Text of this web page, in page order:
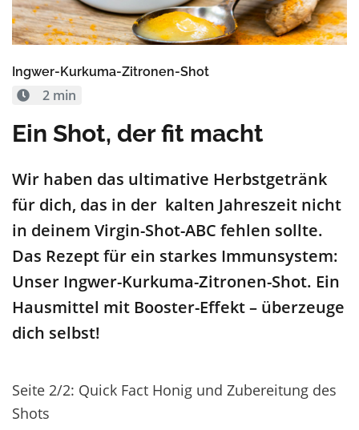
Ingwer-Kurkuma-Zitronen-Shot
2 min
Ein Shot, der fit macht
Wir haben das ultimative Herbstgetränk
für dich, das in der kalten Jahreszeit nicht
in deinem Virgin-Shot-ABC fehlen sollte.
Das Rezept für ein starkes Immunsystem:
Unser Ingwer-Kurkuma-Zitronen-Shot. Ein
Hausmittel mit Booster-Effekt – überzeuge
dich selbst!
Seite 2/2: Quick Fact Honig und Zubereitung des
Shots